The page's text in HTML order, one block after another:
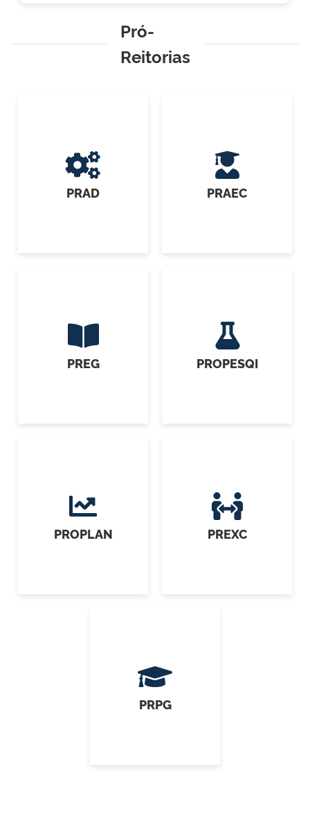
Pró-
Reitorias
PRAD PRAEC
PREG PROPESQI
PROPLAN PREXC
PRPG